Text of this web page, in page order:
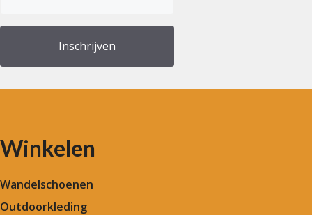
Winkelen
Wandelschoenen
Outdoorkleding